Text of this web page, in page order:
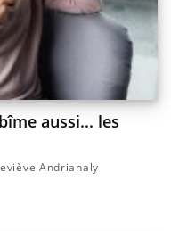
aussi... les
Andrianaly